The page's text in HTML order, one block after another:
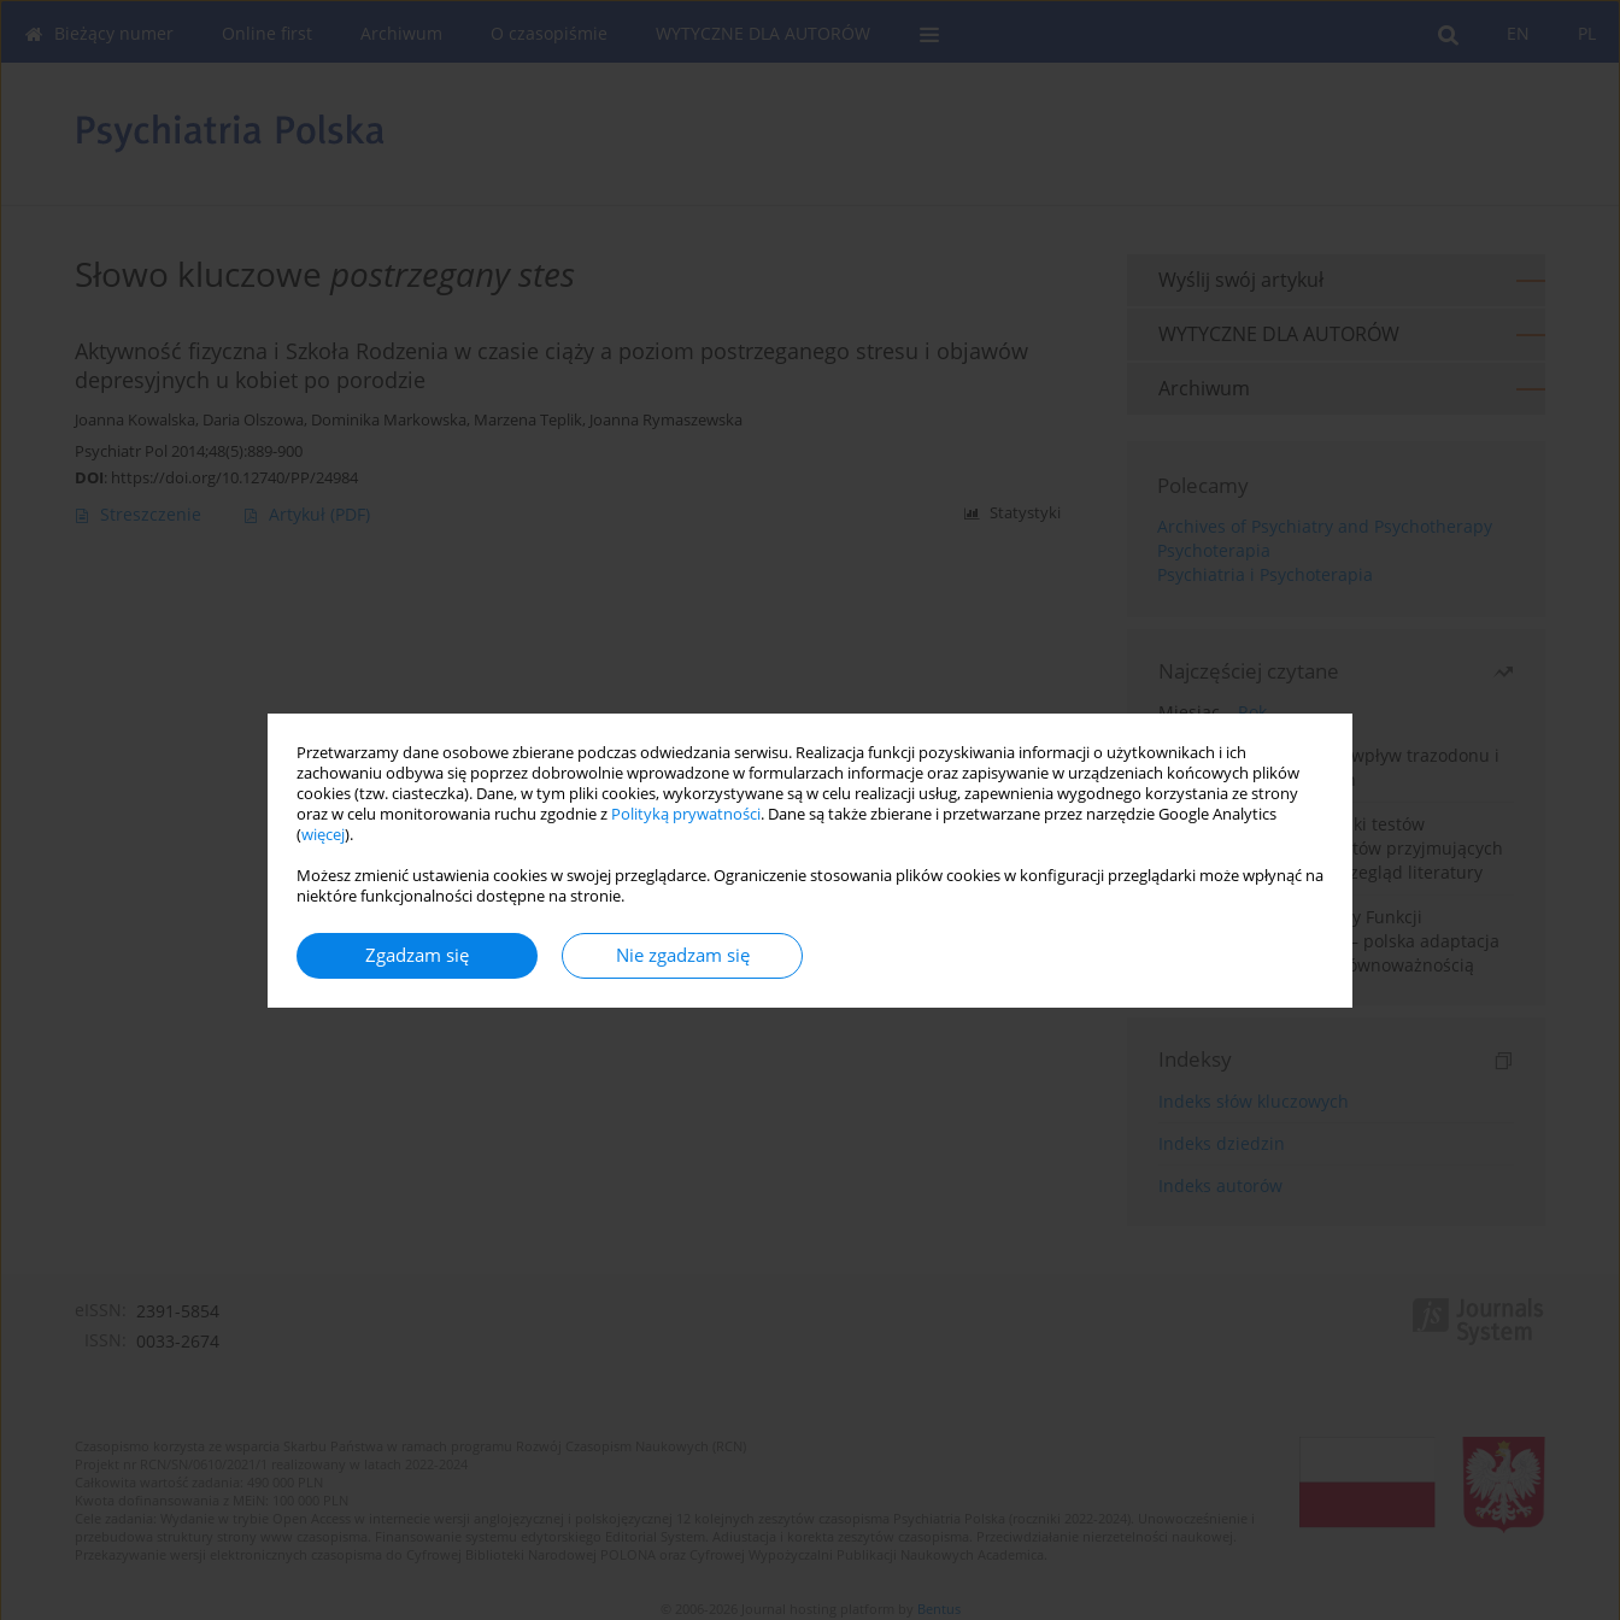
Przetwarzamy dane osobowe zbierane podczas odwiedzania serwisu. Realizacja funkcji pozyskiwania informacji o użytkownikach i ich
zachowaniu odbywa się poprzez dobrowolnie wprowadzone w formularzach informacje oraz zapisywanie w urządzeniach końcowych plików
cookies (tzw. ciasteczka). Dane, w tym pliki cookies, wykorzystywane są w celu realizacji usług, zapewnienia wygodnego korzystania ze strony
oraz w celu monitorowania ruchu zgodnie z Polityką prywatności. Dane są także zbierane i przetwarzane przez narzędzie Google Analytics
(więcej).
Możesz zmienić ustawienia cookies w swojej przeglądarce. Ograniczenie stosowania plików cookies w konfiguracji przeglądarki może wpłynąć na
niektóre funkcjonalności dostępne na stronie.
Zgadzam się Nie zgadzam się
PL
EN
Bieżący numer Online first Archiwum O czasopiśmie WYTYCZNE DLA AUTORÓW
Słowo kluczowe postrzegany stes
Aktywność fizyczna i Szkoła Rodzenia w czasie ciąży a poziom postrzeganego stresu i objawów
depresyjnych u kobiet po porodzie
Joanna Kowalska, Daria Olszowa, Dominika Markowska, Marzena Teplik, Joanna Rymaszewska
Psychiatr Pol 2014;48(5):889-900
DOI: https://doi.org/10.12740/PP/24984
Streszczenie Artykuł (PDF) Statystyki
Wyślij swój artykuł
WYTYCZNE DLA AUTORÓW
Archiwum
Polecamy
Archives of Psychiatry and Psychotherapy
Psychoterapia
Psychiatria i Psychoterapia
Najczęściej czytane
Miesiąc
Rok
Leczenie bezsenności – wpływ trazodonu i
leków nasennych na sen
Fałszywie dodatnie wyniki testów
narkotykowych u pacjentów przyjmujących
leki psychotropowe – przegląd literatury
Montrealska Skala Oceny Funkcji
Poznawczych MoCA 7.2.– polska adaptacja
metody i badania nad równoważnością
Indeksy
Indeks słów kluczowych
Indeks dziedzin
Indeks autorów
2391-5854
0033-2674
Bentus